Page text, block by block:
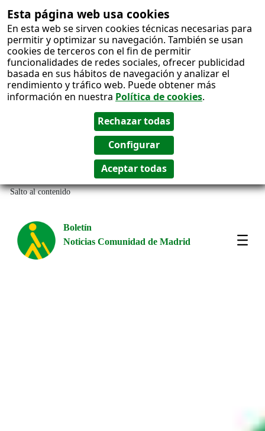
Esta página web usa cookies
En esta web se sirven cookies técnicas necesarias para
permitir y optimizar su navegación. También se usan
cookies de terceros con el fin de permitir
funcionalidades de redes sociales, ofrecer publicidad
basada en sus hábitos de navegación y analizar el
rendimiento y tráfico web. Puede obtener más
información en nuestra Política de cookies.
Salto al contenido
Boletín
Noticias Comunidad de Madrid